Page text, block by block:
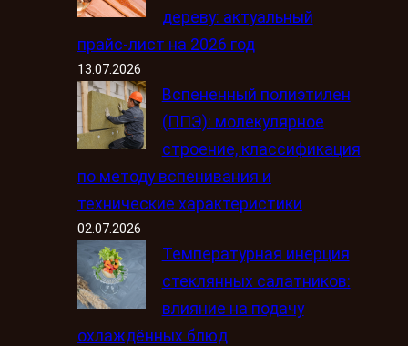
дереву: актуальный
прайс-лист на 2026 год
13.07.2026
Вспененный полиэтилен
(ППЭ): молекулярное
строение, классификация
по методу вспенивания и
технические характеристики
02.07.2026
Температурная инерция
стеклянных салатников:
влияние на подачу
охлаждённых блюд